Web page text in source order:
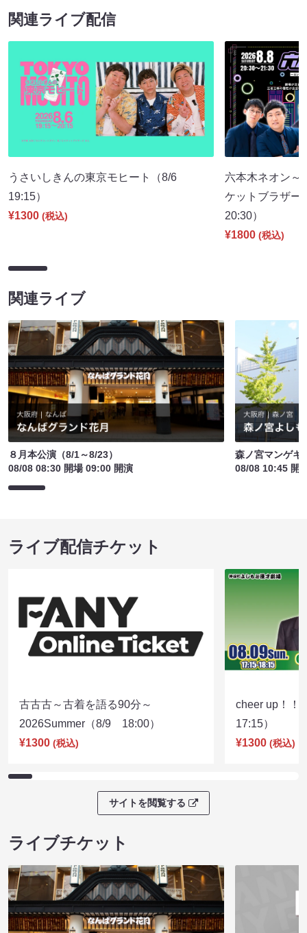
関連ライブ配信
うさいしきんの東京モヒート（8/6
19:15）
¥1300 (税込)
六本木ネオン～
ケットブラザ
20:30）
¥1800 (税込)
関連ライブ
８月本公演（8/1～8/23）
08/08 08:30 開場 09:00 開演
森ノ宮マンゲキ
08/08 10:45 開
ライブ配信チケット
古古古～古着を語る90分～
2026Summer（8/9 18:00）
¥1300 (税込)
cheer up！
17:15）
¥1300 (税込)
サイトを閲覧する
ライブチケット